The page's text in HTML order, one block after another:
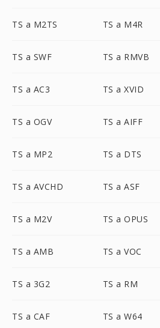
TS a M2TS TS a M4R
TS a SWF TS a RMVB
TS a AC3 TS a XVID
TS a OGV TS a AIFF
TS a MP2 TS a DTS
TS a AVCHD TS a ASF
TS a M2V TS a OPUS
TS a AMB TS a VOC
TS a 3G2 TS a RM
TS a CAF TS a W64